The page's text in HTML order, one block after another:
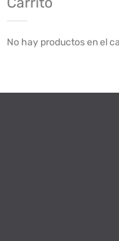
No hay productos en el